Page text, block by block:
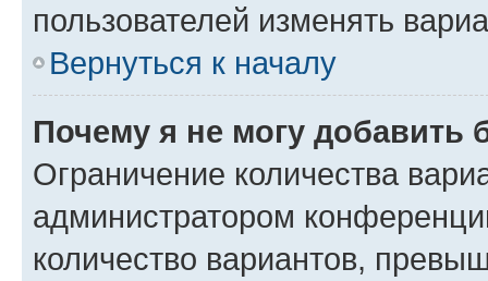
пользователей изменять
Вернуться к началу
Почему я не могу добавить
Ограничение количества
администратором
количество вариантов,